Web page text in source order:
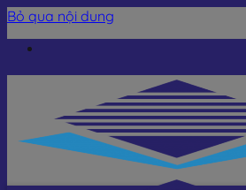
Bỏ qua nội dung